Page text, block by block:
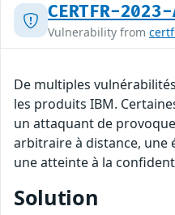
CERTFR-
Vulnerability from
De multiples
les produits IBM.
un attaquant de
arbitraire à distance, une
une atteinte à la
Solution